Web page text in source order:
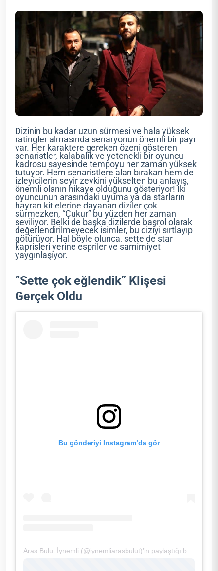
Dizinin bu kadar uzun sürmesi ve hala yüksek
ratingler almasında senaryonun önemli bir payı
var. Her karaktere gereken özeni gösteren
senaristler, kalabalık ve yetenekli bir oyuncu
kadrosu sayesinde tempoyu her zaman yüksek
tutuyor. Hem senaristlere alan bırakan hem de
izleyicilerin seyir zevkini yükselten bu anlayış,
önemli olanın hikaye olduğunu gösteriyor! İki
oyuncunun arasındaki uyuma ya da starların
hayran kitlelerine dayanan diziler çok
sürmezken, “Çukur” bu yüzden her zaman
seviliyor. Belki de başka dizilerde başrol olarak
değerlendirilmeyecek isimler, bu diziyi sırtlayıp
götürüyor. Hal böyle olunca, sette de star
kaprisleri yerine espriler ve samimiyet
yaygınlaşıyor.
“Sette çok eğlendik” Klişesi
Gerçek Oldu
Bu gönderiyi Instagram’da gör